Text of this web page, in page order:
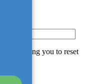
allowing you to reset